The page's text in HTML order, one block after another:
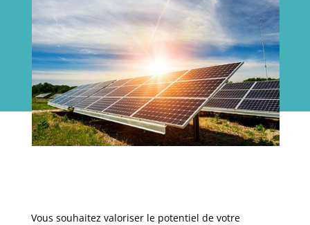
Vous souhaitez valoriser le potentiel de votre